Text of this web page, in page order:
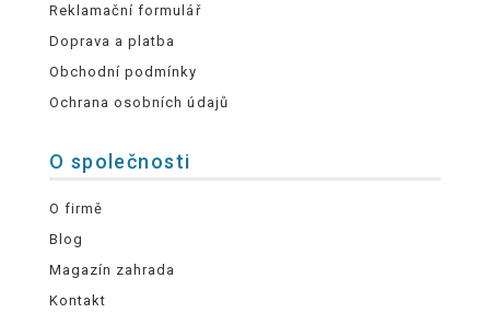
Reklamační formulář
Doprava a platba
Obchodní podmínky
Ochrana osobních údajů
O společnosti
O firmě
Blog
Magazín zahrada
Kontakt